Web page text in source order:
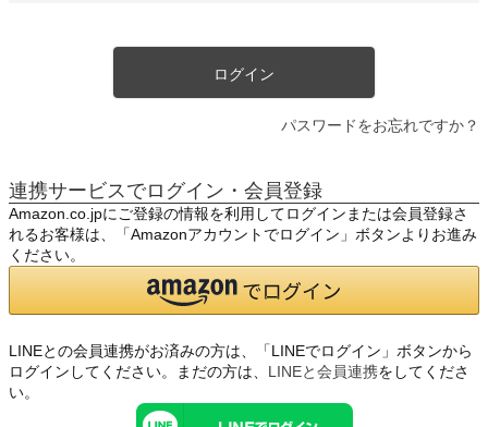
ログイン
パスワードをお忘れですか？
連携サービスでログイン・会員登録
Amazon.co.jpにご登録の情報を利用してログインまたは会員登録さ
れるお客様は、「Amazonアカウントでログイン」ボタンよりお進み
ください。
LINEとの会員連携がお済みの方は、「LINEでログイン」ボタンから
ログインしてください。まだの方は、 LINEと会員連携をしてくださ
い。